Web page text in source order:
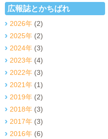
広報誌とかちばれ
2026年 (2)
2025年 (2)
2024年 (3)
2023年 (4)
2022年 (3)
2021年 (1)
2019年 (2)
2018年 (3)
2017年 (3)
2016年 (6)